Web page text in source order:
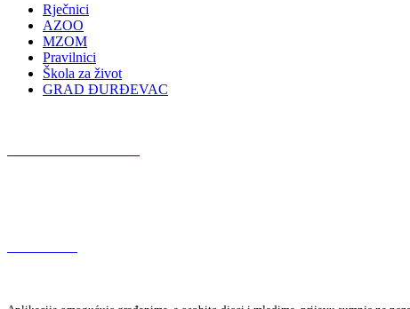
Rječnici
AZOO
MZOM
Pravilnici
Škola za život
GRAD ĐURĐEVAC